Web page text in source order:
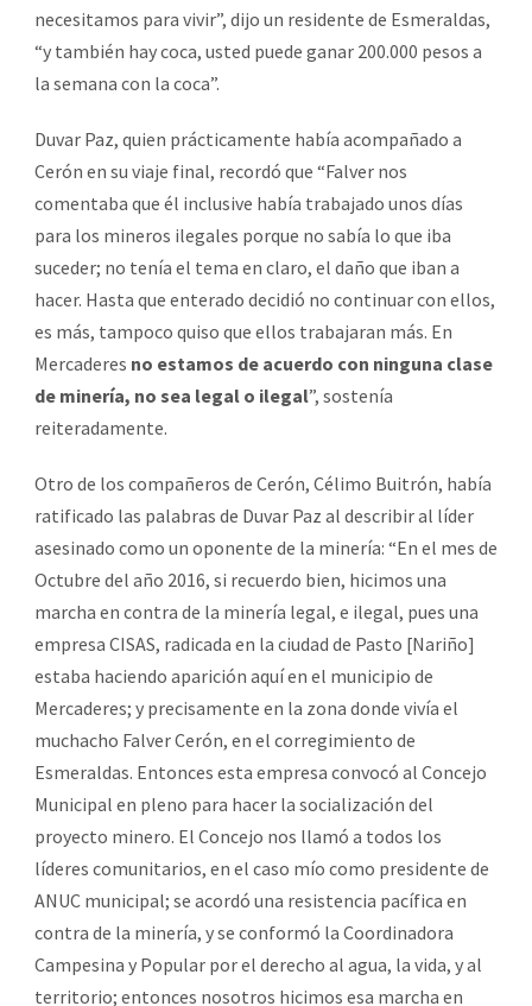
necesitamos para vivir”, dijo un residente de Esmeraldas,
“y también hay coca, usted puede ganar 200.000 pesos a
la semana con la coca”.
Duvar Paz, quien prácticamente había acompañado a
Cerón en su viaje final, recordó que “Falver nos
comentaba que él inclusive había trabajado unos días
para los mineros ilegales porque no sabía lo que iba
suceder; no tenía el tema en claro, el daño que iban a
hacer. Hasta que enterado decidió no continuar con ellos,
es más, tampoco quiso que ellos trabajaran más. En
Mercaderes no estamos de acuerdo con ninguna clase
de minería, no sea legal o ilegal”, sostenía
reiteradamente.
Otro de los compañeros de Cerón, Célimo Buitrón, había
ratificado las palabras de Duvar Paz al describir al líder
asesinado como un oponente de la minería: “En el mes de
Octubre del año 2016, si recuerdo bien, hicimos una
marcha en contra de la minería legal, e ilegal, pues una
empresa CISAS, radicada en la ciudad de Pasto [Nariño]
estaba haciendo aparición aquí en el municipio de
Mercaderes; y precisamente en la zona donde vivía el
muchacho Falver Cerón, en el corregimiento de
Esmeraldas. Entonces esta empresa convocó al Concejo
Municipal en pleno para hacer la socialización del
proyecto minero. El Concejo nos llamó a todos los
líderes comunitarios, en el caso mío como presidente de
ANUC municipal; se acordó una resistencia pacífica en
contra de la minería, y se conformó la Coordinadora
Campesina y Popular por el derecho al agua, la vida, y al
territorio; entonces nosotros hicimos esa marcha en